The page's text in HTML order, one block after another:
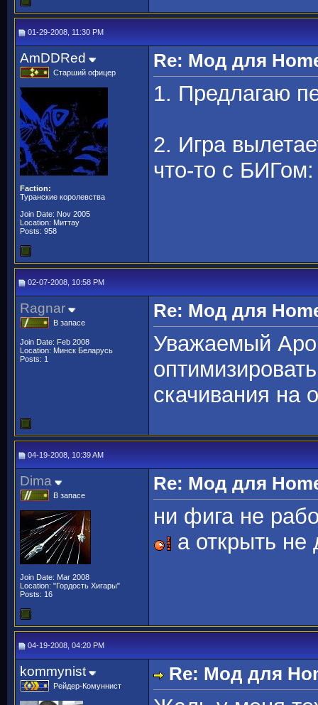
01-29-2008, 11:30 PM
AmDDRed
Старший офицер
Faction:
Туранские королевства
Join Date: Nov 2005
Location: Миттау
Posts: 958
Re: Мод для
1. Предлагаю
2. Игра
что-то с
02-07-2008, 10:58 PM
Ragnar
В запасе
Join Date: Feb 2008
Location: Минск Беларусь
Posts: 1
Re: Мод для
Уважаемый
скачивания на
04-19-2008, 10:39 AM
Dima
В запасе
Join Date: Mar 2008
Location: "Гордость Хигары"
Posts: 16
Re: Мод для
ни фига не
а открыть
04-19-2008, 04:20 PM
kommynist
Рейдер-Комуннист
Re: Мод для